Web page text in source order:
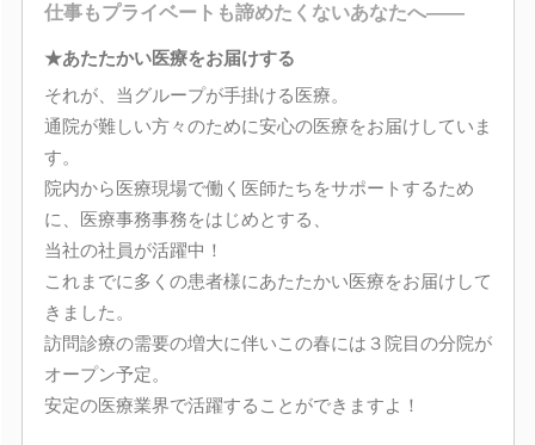
仕事もプライベートも諦めたくないあなたへ――
★あたたかい医療をお届けする
それが、当グループが手掛ける医療。
通院が難しい方々のために安心の医療をお届けしていま
す。
院内から医療現場で働く医師たちをサポートするため
に、医療事務事務をはじめとする、
当社の社員が活躍中！
これまでに多くの患者様にあたたかい医療をお届けして
きました。
訪問診療の需要の増大に伴いこの春には３院目の分院が
オープン予定。
安定の医療業界で活躍することができますよ！